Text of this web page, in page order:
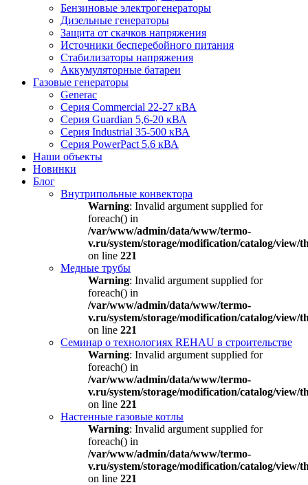
Бензиновые электрогенераторы
Дизельные генераторы
Защита от скачков напряжения
Источники бесперебойного питания
Стабилизаторы напряжения
Аккумуляторные батареи
Газовые генераторы
Generac
Серия Commercial 22-27 кВА
Серия Guardian 5,6-20 кВА
Серия Industrial 35-500 кВА
Серия PowerPact 5.6 кВА
Наши объекты
Новинки
Блог
Внутрипольные конвектора
Warning: Invalid argument supplied for
foreach() in
/var/www/admin/data/www/termo-
v.ru/system/storage/modification/catalog/view/
on line 221
Медные трубы
Warning: Invalid argument supplied for
foreach() in
/var/www/admin/data/www/termo-
v.ru/system/storage/modification/catalog/view/
on line 221
Семинар о технологиях REHAU в строительстве
Warning: Invalid argument supplied for
foreach() in
/var/www/admin/data/www/termo-
v.ru/system/storage/modification/catalog/view/
on line 221
Настенные газовые котлы
Warning: Invalid argument supplied for
foreach() in
/var/www/admin/data/www/termo-
v.ru/system/storage/modification/catalog/view/
on line 221